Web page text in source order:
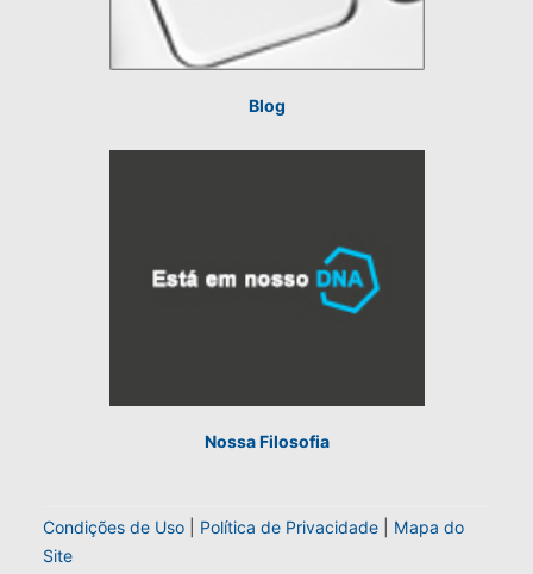
Blog
Nossa Filosofia
Condições de Uso Política de Privacidade
Mapa do
Site